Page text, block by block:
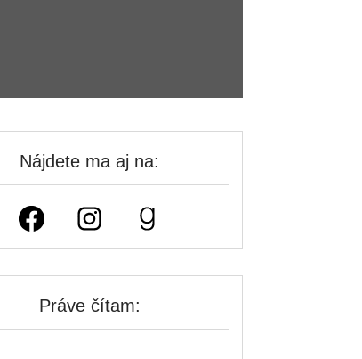
Nájdete ma aj na:
Facebook Instagram Goodreads
Práve čítam: